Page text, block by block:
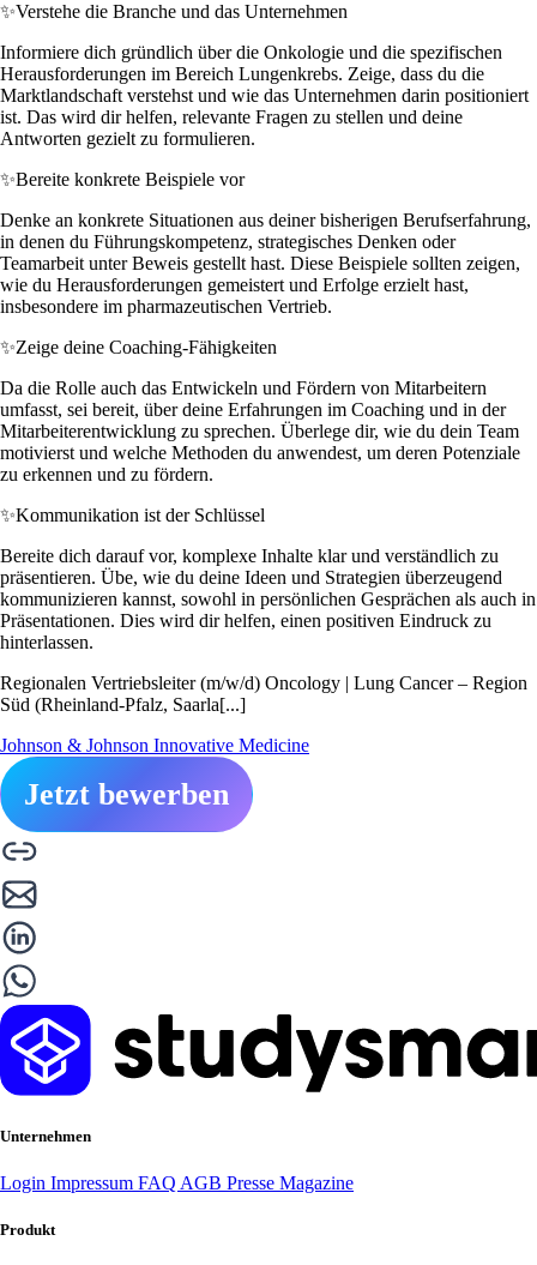
✨Verstehe die Branche und das Unternehmen
Informiere dich gründlich über die Onkologie und die spezifischen
Herausforderungen im Bereich Lungenkrebs. Zeige, dass du die
Marktlandschaft verstehst und wie das Unternehmen darin positioniert
ist. Das wird dir helfen, relevante Fragen zu stellen und deine
Antworten gezielt zu formulieren.
✨Bereite konkrete Beispiele vor
Denke an konkrete Situationen aus deiner bisherigen Berufserfahrung,
in denen du Führungskompetenz, strategisches Denken oder
Teamarbeit unter Beweis gestellt hast. Diese Beispiele sollten zeigen,
wie du Herausforderungen gemeistert und Erfolge erzielt hast,
insbesondere im pharmazeutischen Vertrieb.
✨Zeige deine Coaching-Fähigkeiten
Da die Rolle auch das Entwickeln und Fördern von Mitarbeitern
umfasst, sei bereit, über deine Erfahrungen im Coaching und in der
Mitarbeiterentwicklung zu sprechen. Überlege dir, wie du dein Team
motivierst und welche Methoden du anwendest, um deren Potenziale
zu erkennen und zu fördern.
✨Kommunikation ist der Schlüssel
Bereite dich darauf vor, komplexe Inhalte klar und verständlich zu
präsentieren. Übe, wie du deine Ideen und Strategien überzeugend
kommunizieren kannst, sowohl in persönlichen Gesprächen als auch in
Präsentationen. Dies wird dir helfen, einen positiven Eindruck zu
hinterlassen.
Regionalen Vertriebsleiter (m/w/d) Oncology | Lung Cancer – Region
Süd (Rheinland-Pfalz, Saarla[...]
Johnson & Johnson Innovative Medicine
Jetzt bewerben
Unternehmen
Login Impressum FAQ AGB Presse Magazine
Produkt